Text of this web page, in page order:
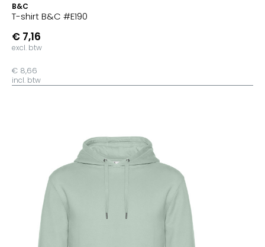
B&C
T-shirt B&C #E190
€ 7,16
excl. btw
€ 8,66
incl. btw